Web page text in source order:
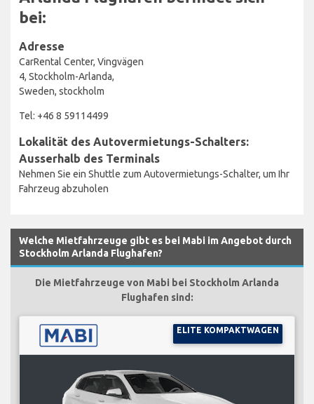
bei:
Adresse
CarRental Center, Vingvägen
4, Stockholm-Arlanda,
Sweden, stockholm
Tel: +46 8 59114499
Lokalität des Autovermietungs-Schalters:
Ausserhalb des Terminals
Nehmen Sie ein Shuttle zum Autovermietungs-Schalter, um Ihr
Fahrzeug abzuholen
Welche Mietfahrzeuge gibt es bei Mabi im Angebot durch
Stockholm Arlanda Flughafen?
Die Mietfahrzeuge von Mabi bei Stockholm Arlanda
Flughafen sind:
ELITE KOMPAKTWAGEN